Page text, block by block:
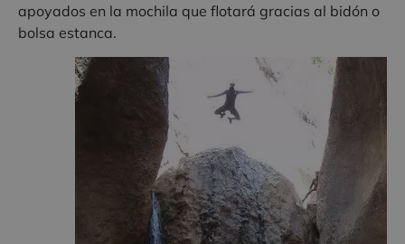
apoyados en la mochila que flotará gracias al bidón o
bolsa estanca.